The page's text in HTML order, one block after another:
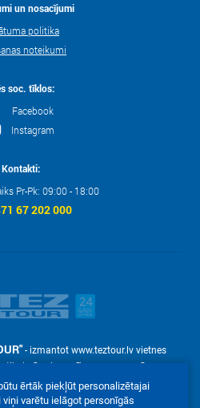
un nosacījumi
politika
noteikumi
soc. tīklos:
Facebook
Instagram
Kontakti:
Pr-Pk: 09:00 - 18:00
67 202 000
- izmantot www.teztour.lv vietnes
tikai pēc pieprasījuma – ar uzņēmuma
SIA "TEZ TOUR".
Malduguņu iela 2, Mārupe, Latvija LV-
ērtāk piekļūt personalizētajai
varētu ielāgot personīgās